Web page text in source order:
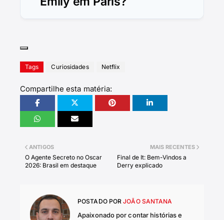
Tags Curiosidades Netflix
Compartilhe esta matéria:
MAIS RECENTES
Final de It: Bem-Vindos a
Derry explicado
ANTIGOS
O Agente Secreto no Oscar
2026: Brasil em destaque
POSTADO POR JOÃO SANTANA
Apaixonado por contar histórias e